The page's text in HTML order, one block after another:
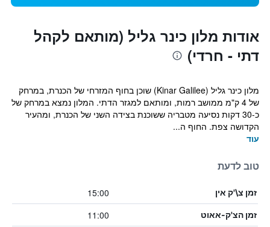
אודות מלון כינר גליל (מותאם לקהל
דתי - חרדי)
מלון כינר גליל (Kinar Galilee) שוכן בחוף המזרחי של הכנרת, במרחק
של 4 ק"מ ממושב רמות, ומותאם למגזר הדתי. המלון נמצא במרחק של
כ-30 דקות נסיעה מטבריה ששוכנת בצידה השני של הכנרת, ומהעיר
הקדושה צפת. החוף ה...
עוד
טוב לדעת
זמן צ\'ק אין 15:00
זמן הצ'ק-אאוט 11:00